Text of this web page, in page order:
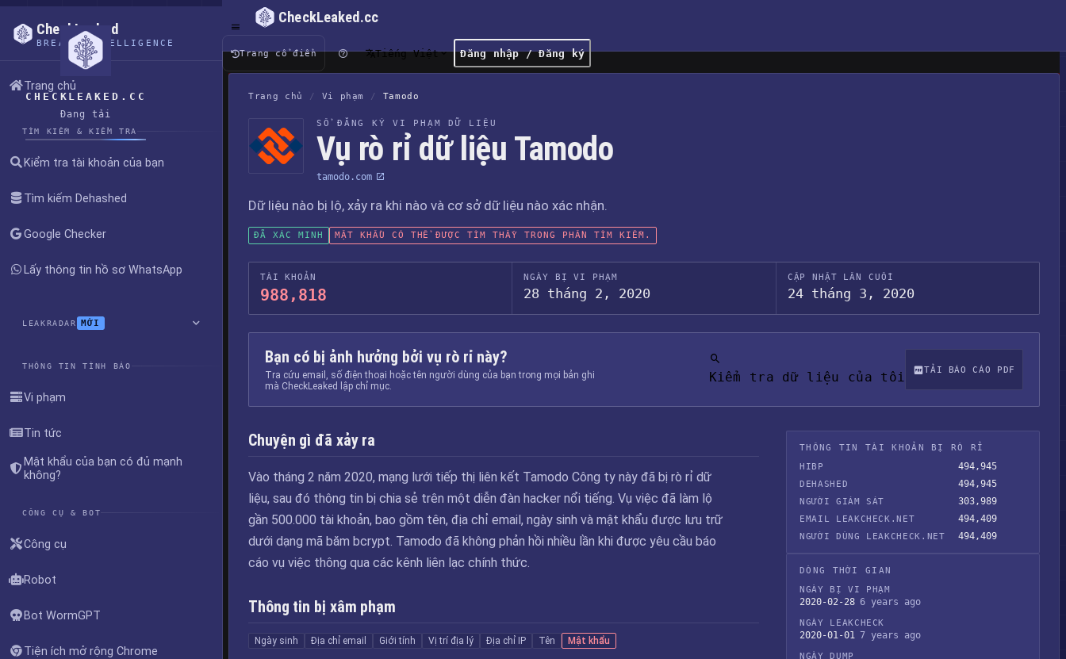
CHECKLEAKED.CC
Đang tải
CheckLeaked
BREACH INTELLIGENCE
Trang chủ
TÌM KIẾM & KIỂM TRA
Kiểm tra tài khoản của bạn
Tìm kiếm Dehashed
Google Checker
Lấy thông tin hồ sơ WhatsApp
LEAKRADAR MỚI
THÔNG TIN TÌNH BÁO
Vi phạm
Tin tức
Mật khẩu của bạn có đủ mạnh
không?
CÔNG CỤ & BOT
Công cụ
Robot
Bot WormGPT
Tiện ích mở rộng Chrome
CheckLeaked.cc
Trang cổ điển Tiếng Việt Đăng nhập / Đăng ký
Trang chủ / Vi phạm / Tamodo
SỔ ĐĂNG KÝ VI PHẠM DỮ LIỆU
Vụ rò rỉ dữ liệu Tamodo
tamodo.com
Dữ liệu nào bị lộ, xảy ra khi nào và cơ sở dữ liệu nào xác nhận.
ĐÃ XÁC MINH MẬT KHẨU CÓ THỂ ĐƯỢC TÌM THẤY TRONG PHẦN TÌM KIẾM.
TÀI KHOẢN
988,818
NGÀY BỊ VI PHẠM
28 tháng 2, 2020
CẬP NHẬT LẦN CUỐI
24 tháng 3, 2020
Bạn có bị ảnh hưởng bởi vụ rò rỉ này?
Tra cứu email, số điện thoại hoặc tên người dùng của bạn trong mọi bản ghi
mà CheckLeaked lập chỉ mục.
Kiểm tra dữ liệu của tôi TẢI BÁO CÁO PDF
Chuyện gì đã xảy ra
Vào tháng 2 năm 2020, mạng lưới tiếp thị liên kết Tamodo Công ty này đã bị rò rỉ dữ
liệu, sau đó thông tin bị chia sẻ trên một diễn đàn hacker nổi tiếng. Vụ việc đã làm lộ
gần 500.000 tài khoản, bao gồm tên, địa chỉ email, ngày sinh và mật khẩu được lưu trữ
dưới dạng mã băm bcrypt. Tamodo đã không phản hồi nhiều lần khi được yêu cầu báo
cáo vụ việc thông qua các kênh liên lạc chính thức.
Thông tin bị xâm phạm
Ngày sinh Địa chỉ email Giới tính Vị trí địa lý Địa chỉ IP Tên Mật khẩu
THÔNG TIN TÀI KHOẢN BỊ RÒ RỈ
HIBP
494,945
DEHASHED 494,945
NGƯỜI GIÁM SÁT 303,989
EMAIL LEAKCHECK.NET 494,409
NGƯỜI DÙNG LEAKCHECK.NET 494,409
DÒNG THỜI GIAN
NGÀY BỊ VI PHẠM
2020-02-28 6 years ago
NGÀY LEAKCHECK
2020-01-01 7 years ago
NGÀY DUMP